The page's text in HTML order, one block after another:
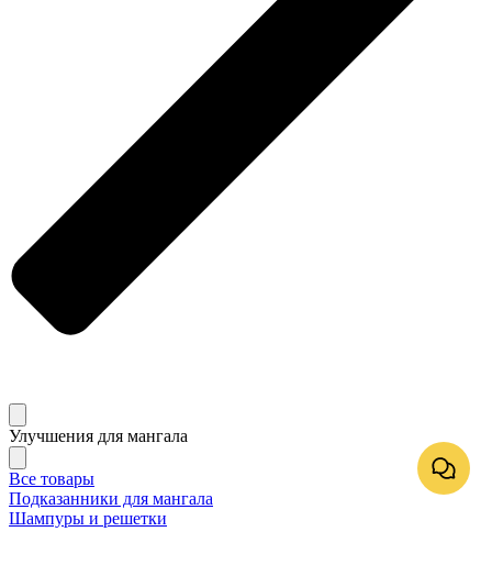
Улучшения для мангала
Все товары
Подказанники для мангала
Шампуры и решетки